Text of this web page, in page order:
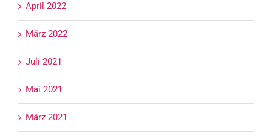
April 2022
März 2022
Juli 2021
Mai 2021
März 2021